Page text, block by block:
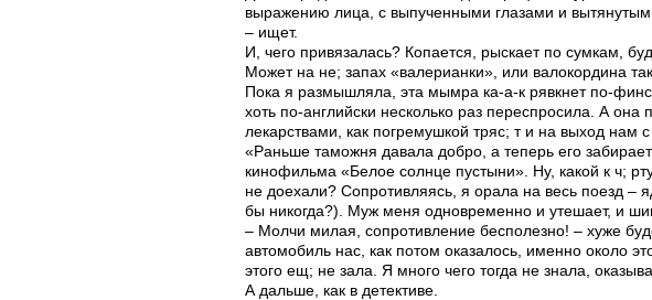
выражению лица, с выпученными глазами и
– ищет.
И, чего привязалась? Копается, рыскает по сумкам,
Может на не; запах «валерианки», или валокордина
Пока я размышляла, эта мымра ка-а-к рявкнет по-
хоть по-английски несколько раз переспросила. А
лекарствами, как погремушкой тряс; т и на выход нам
«Раньше таможня давала добро, а теперь его
кинофильма «Белое солнце пустыни». Ну, какой к ч;
не доехали? Сопротивляясь, я орала на весь поезд –
бы никогда?). Муж меня одновременно и утешает, и
– Молчи милая, сопротивление бесполезно! – хуже
автомобиль нас, как потом оказалось, именно около
этого ещ; не зала. Я много чего тогда не знала,
А дальше, как в детективе.